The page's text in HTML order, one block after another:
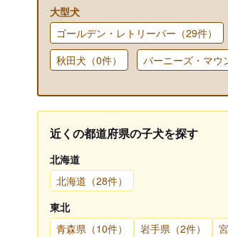
大型犬
ゴールデン・レトリーバー（29件）
秋田犬（0件）
バーニーズ・マウ
近くの都道府県の子犬を探す
北海道
北海道（28件）
東北
青森県（10件）
岩手県（2件）